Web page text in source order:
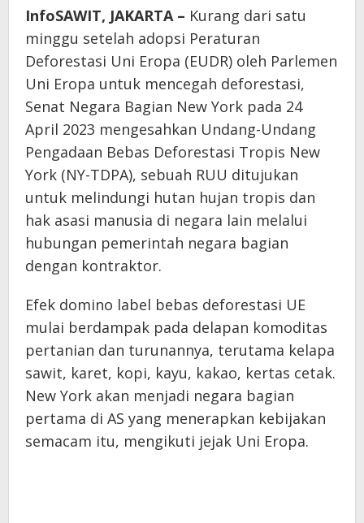
InfoSAWIT, JAKARTA – Kurang dari satu
minggu setelah adopsi Peraturan
Deforestasi Uni Eropa (EUDR) oleh Parlemen
Uni Eropa untuk mencegah deforestasi,
Senat Negara Bagian New York pada 24
April 2023 mengesahkan Undang-Undang
Pengadaan Bebas Deforestasi Tropis New
York (NY-TDPA), sebuah RUU ditujukan
untuk melindungi hutan hujan tropis dan
hak asasi manusia di negara lain melalui
hubungan pemerintah negara bagian
dengan kontraktor.
Efek domino label bebas deforestasi UE
mulai berdampak pada delapan komoditas
pertanian dan turunannya, terutama kelapa
sawit, karet, kopi, kayu, kakao, kertas cetak.
New York akan menjadi negara bagian
pertama di AS yang menerapkan kebijakan
semacam itu, mengikuti jejak Uni Eropa.